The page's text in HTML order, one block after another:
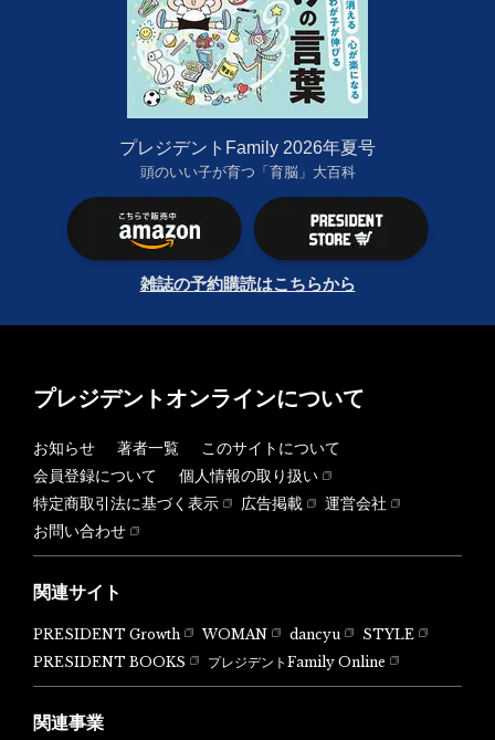
プレジデントFamily 2026年夏号
頭のいい子が育つ「育脳」大百科
雑誌の予約購読はこちらから
プレジデントオンラインについて
お知らせ 著者一覧
このサイトについて
会員登録について
個人情報の取り扱い
特定商取引法に基づく表示
広告掲載
運営会社
お問い合わせ
関連サイト
PRESIDENT Growth WOMAN dancyu
STYLE
PRESIDENT BOOKS
プレジデントFamily Online
関連事業